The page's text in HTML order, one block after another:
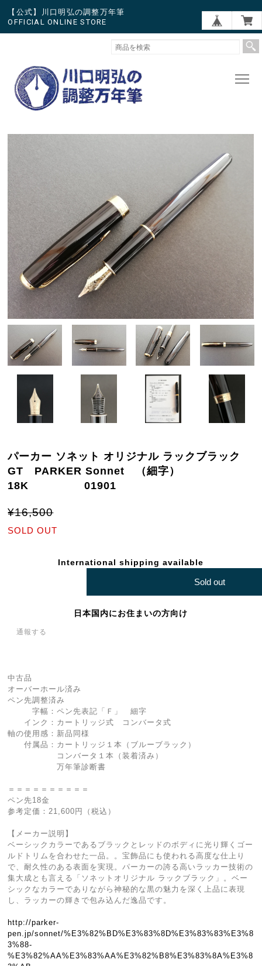
【公式】川口明弘の調整万年筆
OFFICIAL ONLINE STORE
パーカー ソネット オリジナル ラックブラック
GT PARKER Sonnet （細字）
18K 01901
¥16,500
SOLD OUT
International shipping available
Sold out
日本国内にお住まいの方向け
通報する
中古品
オーバーホール済み
ペン先調整済み
字幅：ペン先表記「Ｆ」 細字
インク：カートリッジ式 コンバータ式
軸の使用感：新品同様
付属品：カートリッジ１本（ブルーブラック）
コンバータ１本（装着済み）
万年筆診断書
＝＝＝＝＝＝＝＝＝＝
ペン先18金
参考定価：21,600円（税込）
【メーカー説明】
ベーシックカラーであるブラックとレッドのボディに光り輝くゴー
ルドトリムを合わせた一品。。宝飾品にも使われる高度な仕上り
で、耐久性のある表面を実現。パーカーの誇る高いラッカー技術の
集大成とも言える「ソネットオリジナル ラックブラック」。ベー
シックなカラーでありながら神秘的な黒の魅力を深く上品に表現
し、ラッカーの輝きで包み込んだ逸品です。
http://parker-
pen.jp/sonnet/%E3%82%BD%E3%83%8D%E3%83%83%E3%8
3%88-
%E3%82%AA%E3%83%AA%E3%82%B8%E3%83%8A%E3%8